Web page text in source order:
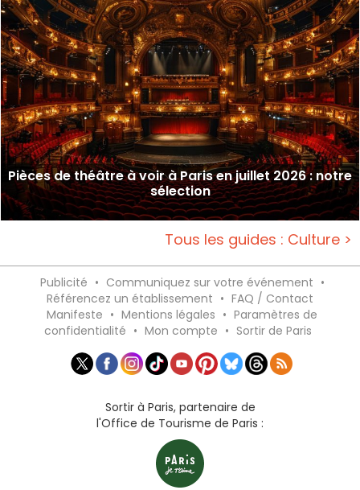
Pièces de théâtre à voir à Paris en juillet 2026 : notre
sélection
Tous les guides : Culture >
Publicité • Communiquez sur votre événement •
Référencez un établissement • FAQ / Contact
Manifeste • Mentions légales • Paramètres de
confidentialité • Mon compte • Sortir de Paris
Sortir à Paris, partenaire de
l'Office de Tourisme de Paris :